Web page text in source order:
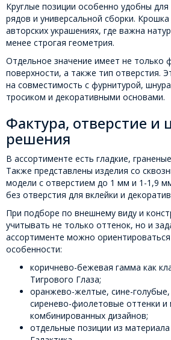
Круглые позиции особенно удобны для
рядов и универсальной сборки.
авторских украшениях, где важна
менее строгая геометрия.
Отдельное значение имеет не только
поверхности, а также тип отверстия.
на совместимость с фурнитурой,
тросиком и декоративными основами.
Фактура, отверстие и
решения
В ассортименте есть гладкие,
Также представлены изделия со
модели с отверстием до 1 мм и 1-1,9
без отверстия для вклейки и
При подборе по внешнему виду и
учитывать не только оттенок, но и
ассортименте можно
особенности:
коричнево-бежевая гамма как
Тигрового Глаза;
оранжево-желтые, сине-
сиренево-фиолетовые оттенки и
комбинированных дизайнов;
отдельные позиции из